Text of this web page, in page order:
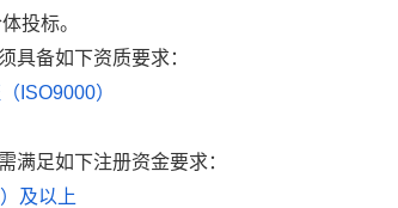
投标。
具备如下资质要求：
ISO9000）
需满足如下注册资金要求：
及以上